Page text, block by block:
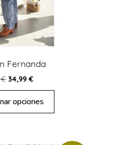
Fernanda
€ 34,99€
opciones